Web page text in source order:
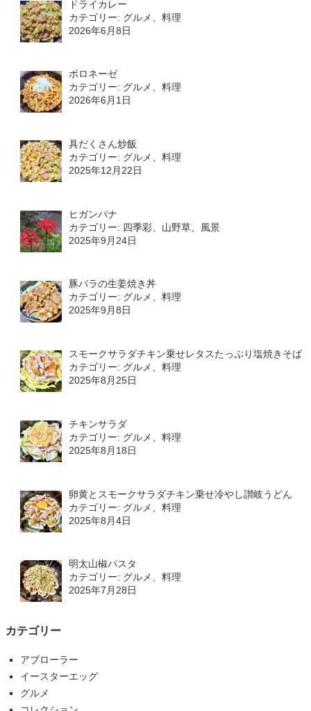
ドライカレー
カテゴリー: グルメ、料理
2026年6月8日
ボロネーゼ
カテゴリー: グルメ、料理
2026年6月1日
具だくさん炒飯
カテゴリー: グルメ、料理
2025年12月22日
ヒガンバナ
カテゴリー: 四季彩、山野草、風景
2025年9月24日
豚バラの生姜焼き丼
カテゴリー: グルメ、料理
2025年9月8日
スモークサラダチキン乗せレタスたっぷり塩焼きそば
カテゴリー: グルメ、料理
2025年8月25日
チキンサラダ
カテゴリー: グルメ、料理
2025年8月18日
卵黄とスモークサラダチキン乗せ冷やし讃岐うどん
カテゴリー: グルメ、料理
2025年8月4日
明太山椒パスタ
カテゴリー: グルメ、料理
2025年7月28日
カテゴリー
アブローラー
イースターエッグ
グルメ